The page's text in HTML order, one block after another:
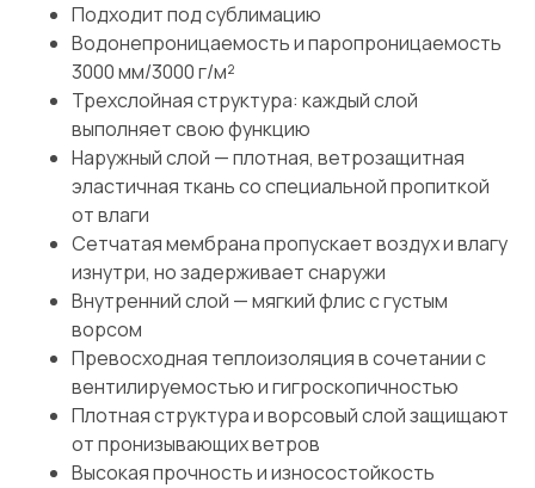
Подходит под сублимацию
Водонепроницаемость и паропроницаемость
3000 мм/3000 г/м²
Трехслойная структура: каждый слой
выполняет свою функцию
Наружный слой — плотная, ветрозащитная
эластичная ткань со специальной пропиткой
от влаги
Сетчатая мембрана пропускает воздух и влагу
изнутри, но задерживает снаружи
Внутренний слой — мягкий флис с густым
ворсом
Превосходная теплоизоляция в сочетании с
вентилируемостью и гигроскопичностью
Плотная структура и ворсовый слой защищают
от пронизывающих ветров
Высокая прочность и износостойкость